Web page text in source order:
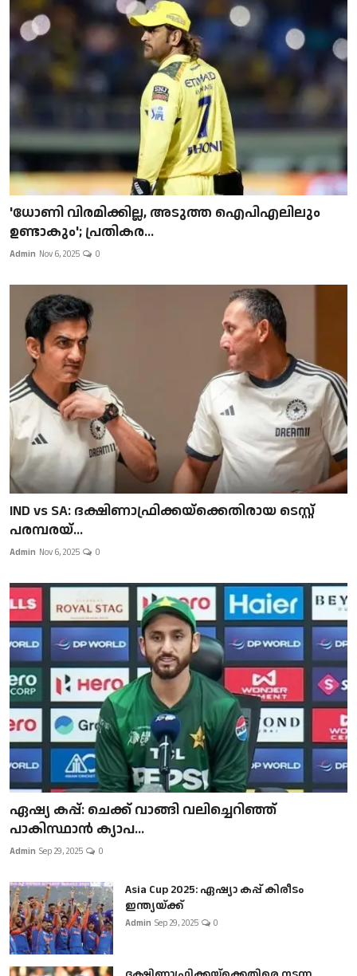
'ധോണി വിരമിക്കില്ല, അടുത്ത ഐപിഎലിലും
ഉണ്ടാകും'; പ്രതികര...
Admin Nov 6, 2025 0
IND vs SA: ദക്ഷിണാഫ്രിക്കയ്‌ക്കെതിരായ ടെസ്റ്റ്
പരമ്പരയ്...
Admin Nov 6, 2025 0
ഏഷ്യ കപ്പ്: ചെക്ക് വാങ്ങി വലിച്ചെറിഞ്ഞ്
പാകിസ്ഥാൻ ക്യാപ...
Admin Sep 29, 2025 0
Asia Cup 2025: ഏഷ്യാ കപ്പ് കിരീടം
ഇന്ത്യയ്ക്ക്
Admin Sep 29, 2025 0